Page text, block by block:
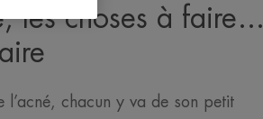
les choses à faire…
l’acné, chacun y va de son petit